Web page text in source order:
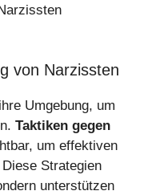
von Narzissten
Umgebung, um
Taktiken gegen
um effektiven
Strategien
unterstützen